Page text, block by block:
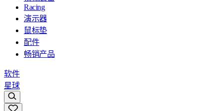
Racing
演示器
鼠标垫
配件
畅销产品
软件
星球